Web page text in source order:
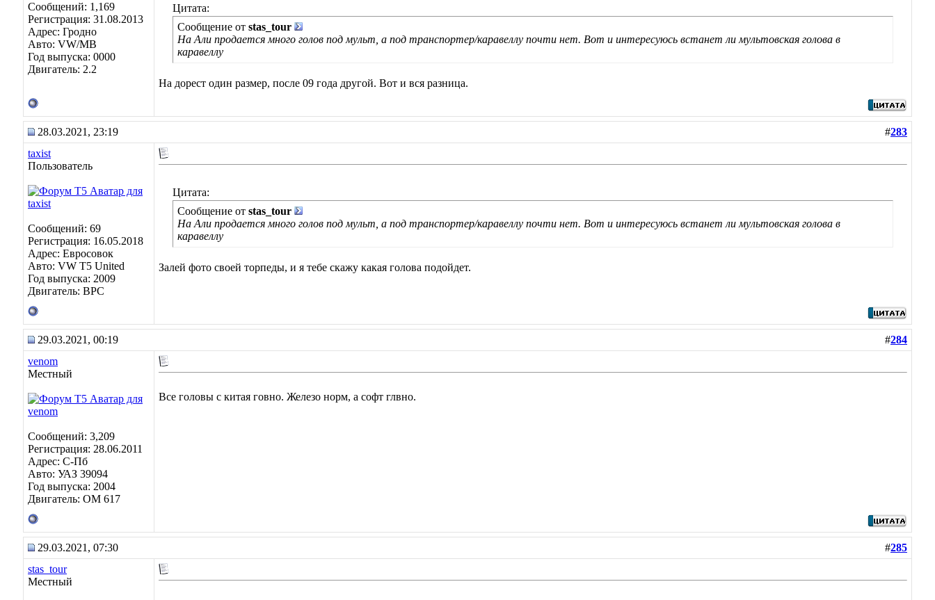
Сообщений: 1,169
Регистрация: 31.08.2013
Адрес: Гродно
Авто: VW/MB
Год выпуска: 0000
Двигатель: 2.2
Цитата:
Сообщение от stas_tour
На Али продается много голов под мульт, а под транспортер/каравеллу почти нет. Вот и интересуюсь встанет ли мультовская голова в
каравеллу
На дорест один размер, после 09 года другой. Вот и вся разница.
28.03.2021, 23:19 #283
taxist
Пользователь
Сообщений: 69
Регистрация: 16.05.2018
Адрес: Евросовок
Авто: VW T5 United
Год выпуска: 2009
Двигатель: BPC
Цитата:
Сообщение от stas_tour
На Али продается много голов под мульт, а под транспортер/каравеллу почти нет. Вот и интересуюсь встанет ли мультовская голова в
каравеллу
Залей фото своей торпеды, и я тебе скажу какая голова подойдет.
29.03.2021, 00:19 #284
venom
Местный
Сообщений: 3,209
Регистрация: 28.06.2011
Адрес: C-Пб
Авто: УАЗ 39094
Год выпуска: 2004
Двигатель: OM 617
Все головы с китая говно. Железо норм, а софт глвно.
29.03.2021, 07:30 #285
stas_tour
Местный